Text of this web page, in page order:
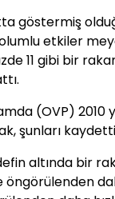
göstermiş
etkiler
11 gibi bir
(OVP) 2010
şunları
altında bir
öngörülenden